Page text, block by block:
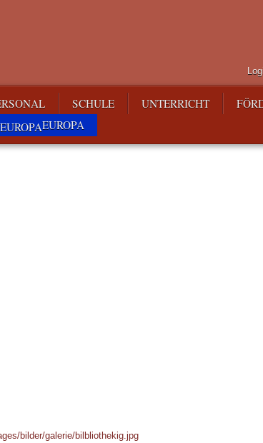
SCHULE UNTERRICHT
EUROPA
bilder/galerie/bilbliothekig.jpg